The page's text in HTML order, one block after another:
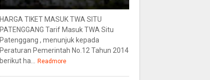
HARGA TIKET MASUK TWA SITU
PATENGGANG Tarif Masuk TWA Situ
Patenggang , menunjuk kepada
Peraturan Pemerintah No.12 Tahun 2014
berikut ha...
Readmore